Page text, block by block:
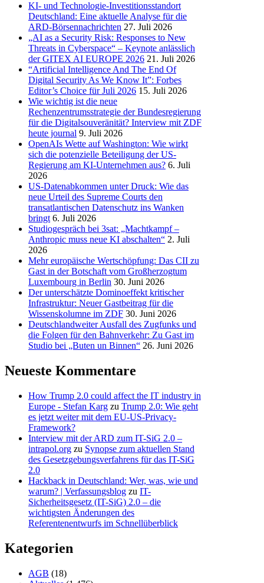
KI- und Technologie-Investitionsstandort
Deutschland: Eine aktuelle Analyse für die
ARD-Börsennachrichten 27. Juli 2026
„AI as a Security Risk: Responses to New
Threats in Cyberspace“ – Keynote anlässlich
der GITEX AI EUROPE 2026 21. Juli 2026
“Artificial Intelligence And The End Of
Digital Security As We Know It”: Forbes
Editor’s Choice für Juli 2026 15. Juli 2026
Wie wichtig ist die neue
Rechenzentrumsstrategie der Bundesregierung
für die Digitalsouveränität? Interview mit ZDF
heute journal 9. Juli 2026
OpenAIs Wette auf Washington: Wie wirkt
sich die potenzielle Beteiligung der US-
Regierung am KI-Unternehmen aus? 6. Juli
2026
US-Datenabkommen unter Druck: Wie das
neue Urteil des Supreme Courts den
transatlantischen Datenschutz ins Wanken
bringt 6. Juli 2026
Studiogespräch bei 3sat: „Machtkampf –
Anthropic muss neue KI abschalten“ 2. Juli
2026
Mehr europäische Wertschöpfung: Das CII zu
Gast in der Botschaft vom Großherzogtum
Luxembourg in Berlin 30. Juni 2026
Der unterschätzte Dominoeffekt kritischer
Infrastruktur: Neuer Gastbeitrag für die
Wissenskolumne im ZDF 30. Juni 2026
Deutschlandweiter Ausfall des Zugfunks und
die Folgen für den Bahnverkehr: Zu Gast im
Studio bei „Buten un Binnen“ 26. Juni 2026
Neueste Kommentare
How Trump 2.0 could affect the IT industry in
Europe - Stefan Karg zu Trump 2.0: Wie geht
es jetzt weiter mit dem EU-US-Privacy-
Framework?
Interview mit der ARD zum IT-SiG 2.0 –
intrapol.org zu Synopse zum aktuellen Stand
des Gesetzgebungsverfahrens für das IT-SiG
2.0
Hackback in Deutschland: Wer, was, wie und
warum? | Verfassungsblog zu IT-
Sicherheitsgesetz (IT-SiG) 2.0 – die
wichtigsten Änderungen des
Referentenentwurfs im Schnellüberblick
Kategorien
AGB (18)